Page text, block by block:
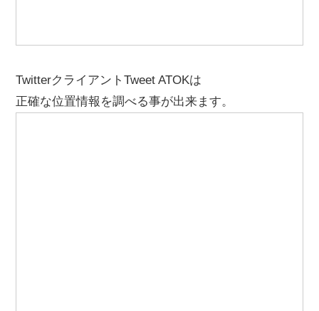
TwitterクライアントTweet ATOKは
正確な位置情報を調べる事が出来ます。